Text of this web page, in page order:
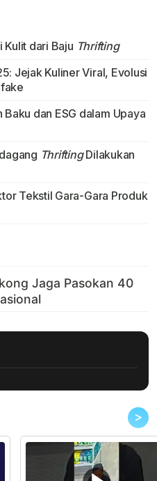
Kulit dari Baju Thrifting
Jejak Kuliner Viral, Evolusi
dan ESG dalam Upaya
ThriftingDilakukan
Tekstil Gara-Gara Produk
>